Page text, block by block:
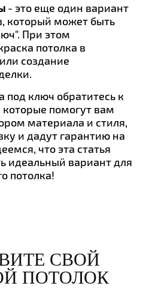
- это еще один вариант
который может быть
При этом
потолка в
создание
под ключ обратитесь к
помогут вам
материала и стиля,
и дадут гарантию на
что эта статья
идеальный вариант для
потолка!
СВОЙ
ПОТОЛОК